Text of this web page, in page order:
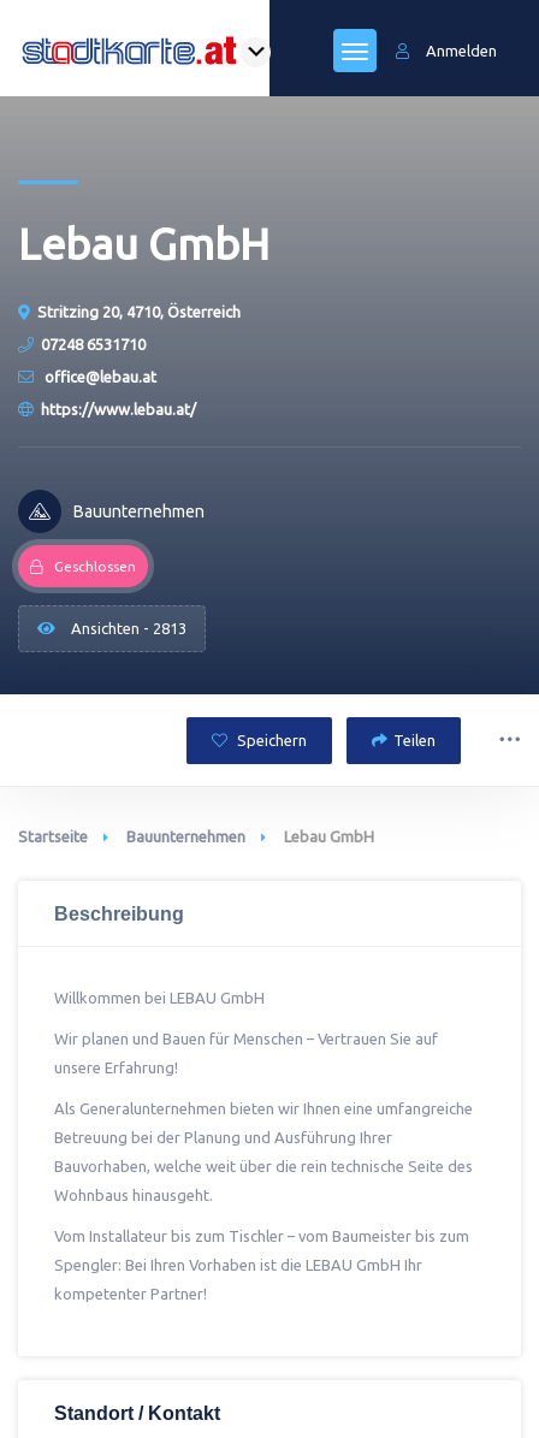
Anmelden
Lebau GmbH
Stritzing 20, 4710, Österreich
07248 6531710
office@lebau.at
https://www.lebau.at/
Bauunternehmen
Geschlossen
Ansichten - 2813
Speichern Teilen
Startseite Bauunternehmen Lebau GmbH
Beschreibung
Willkommen bei LEBAU GmbH
Wir planen und Bauen für Menschen – Vertrauen Sie auf
unsere Erfahrung!
Als Generalunternehmen bieten wir Ihnen eine umfangreiche
Betreuung bei der Planung und Ausführung Ihrer
Bauvorhaben, welche weit über die rein technische Seite des
Wohnbaus hinausgeht.
Vom Installateur bis zum Tischler – vom Baumeister bis zum
Spengler: Bei Ihren Vorhaben ist die LEBAU GmbH Ihr
kompetenter Partner!
Standort / Kontakt